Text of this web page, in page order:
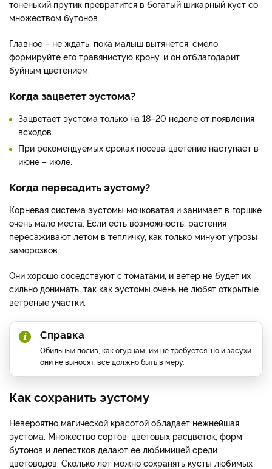
тоненький прутик превратится в богатый шикарный куст со
множеством бутонов.
Главное – не ждать, пока малыш вытянется: смело
формируйте его травянистую крону, и он отблагодарит
буйным цветением.
Когда зацветет эустома?
Зацветает эустома только на 18–20 неделе от появления
всходов.
При рекомендуемых сроках посева цветение наступает в
июне – июле.
Когда пересадить эустому?
Корневая система эустомы мочковатая и занимает в горшке
очень мало места. Если есть возможность, растения
пересаживают летом в тепличку, как только минуют угрозы
заморозков.
Они хорошо соседствуют с томатами, и ветер не будет их
сильно донимать, так как эустомы очень не любят открытые
ветреные участки.
Справка
Обильный полив, как огурцам, им не требуется, но и засухи
они не выносят: все должно быть в меру.
Как сохранить эустому
Невероятно магической красотой обладает нежнейшая
эустома. Множество сортов, цветовых расцветок, форм
бутонов и лепестков делают ее любимицей среди
цветоводов. Сколько лет можно сохранять кусты любимых